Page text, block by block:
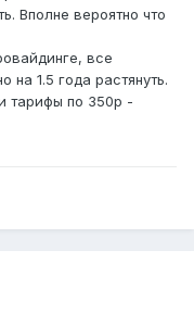
Вполне вероятно что
все
1.5 года растянуть.
тарифы по 350р -